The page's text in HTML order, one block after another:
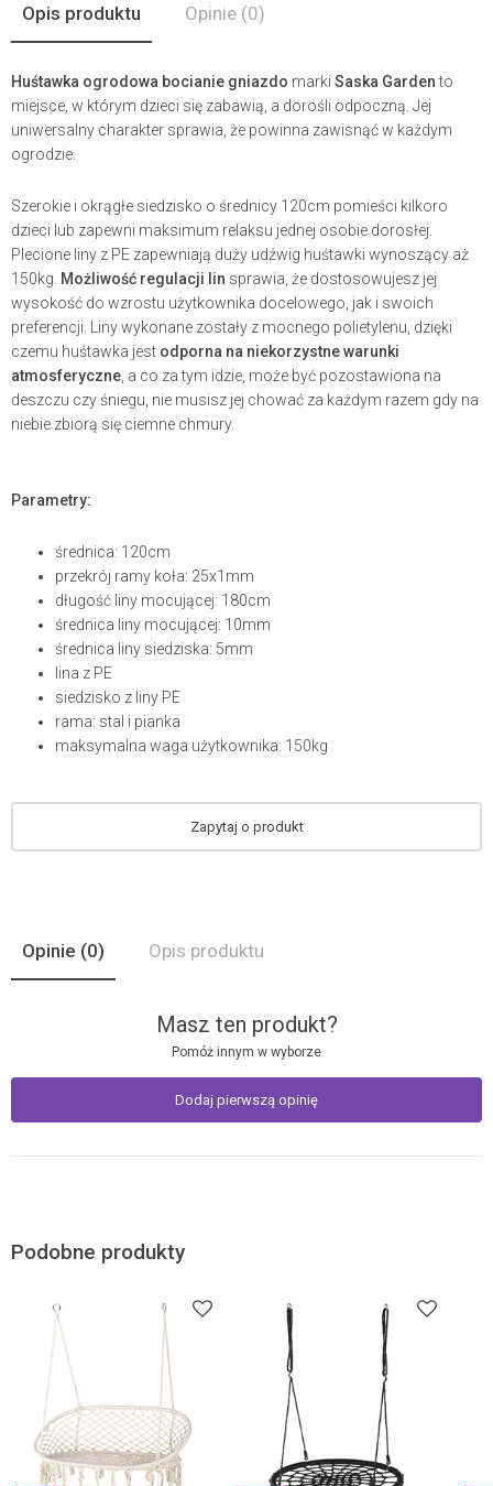
Opis produktu Opinie (0)
Huśtawka ogrodowa bocianie gniazdo marki Saska Gardento
miejsce, w którym dzieci się zabawią, a dorośli odpoczną. Jej
uniwersalny charakter sprawia, że powinna zawisnąć w każdym
ogrodzie.
Szerokie i okrągłe siedzisko o średnicy 120cm pomieści kilkoro
dzieci lub zapewni maksimum relaksu jednej osobie dorosłej.
Plecione liny z PE zapewniają duży udźwig huśtawki wynoszący aż
150kg. Możliwość regulacji lin sprawia, że dostosowujesz jej
wysokość do wzrostu użytkownika docelowego, jak i swoich
preferencji. Liny wykonane zostały z mocnego polietylenu, dzięki
czemu huśtawka jest odporna na niekorzystne warunki
atmosferyczne , a co za tym idzie, może być pozostawiona na
deszczu czy śniegu, nie musisz jej chować za każdym razem gdy na
niebie zbiorą się ciemne chmury.
Parametry:
średnica: 120cm
przekrój ramy koła: 25x1mm
długość liny mocującej: 180cm
średnica liny mocującej: 10mm
średnica liny siedziska: 5mm
lina z PE
siedzisko z liny PE
rama: stal i pianka
maksymalna waga użytkownika: 150kg
Zapytaj o produkt
Opinie (0) Opis produktu
Masz ten produkt?
Pomóż innym w wyborze
Dodaj pierwszą opinię
Podobne produkty